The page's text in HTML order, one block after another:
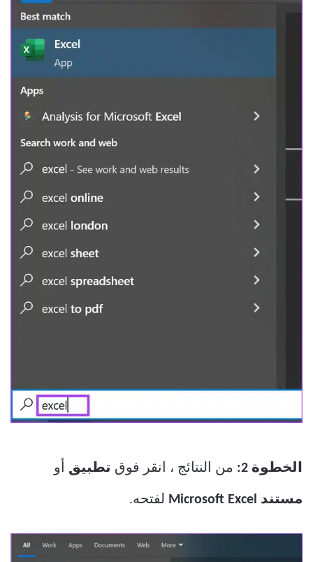
الخطوة 2: من النتائج ، انقر فوق تطبيق أو
مستند Microsoft Excel لفتحه.